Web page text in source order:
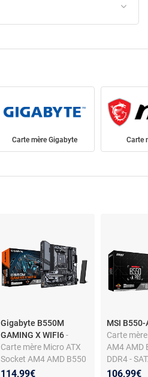
Carte mère Gigabyte Carte
Gigabyte B550M
GAMING X WIFI6-
Carte mère Micro ATX
Socket AM4 AMD B550
- 4 x DDR4 - SATA 6Gb/s
114,99€
MSI B550-
Carte
AM4 AMD
DDR4 -
M.2 - USB
106,99€